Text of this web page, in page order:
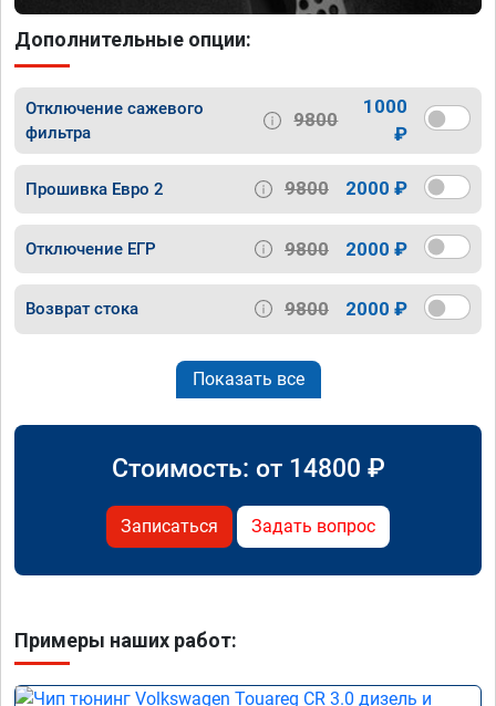
Дополнительные опции:
Отключение сажевого
фильтра
9800
1000
₽
Прошивка Евро 2 9800 2000 ₽
Отключение ЕГР 9800 2000 ₽
Возврат стока 9800 2000 ₽
Показать все
Стоимость: от 14800 ₽
Записаться Задать вопрос
Примеры наших работ: